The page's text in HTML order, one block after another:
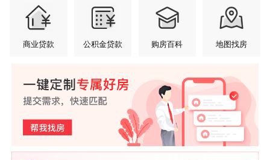
商业贷款 公积金贷款 购房百科 地图找房